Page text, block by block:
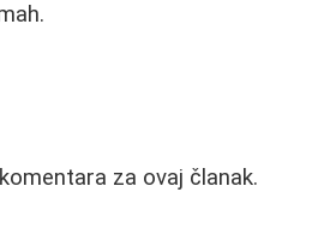
za ovaj članak.